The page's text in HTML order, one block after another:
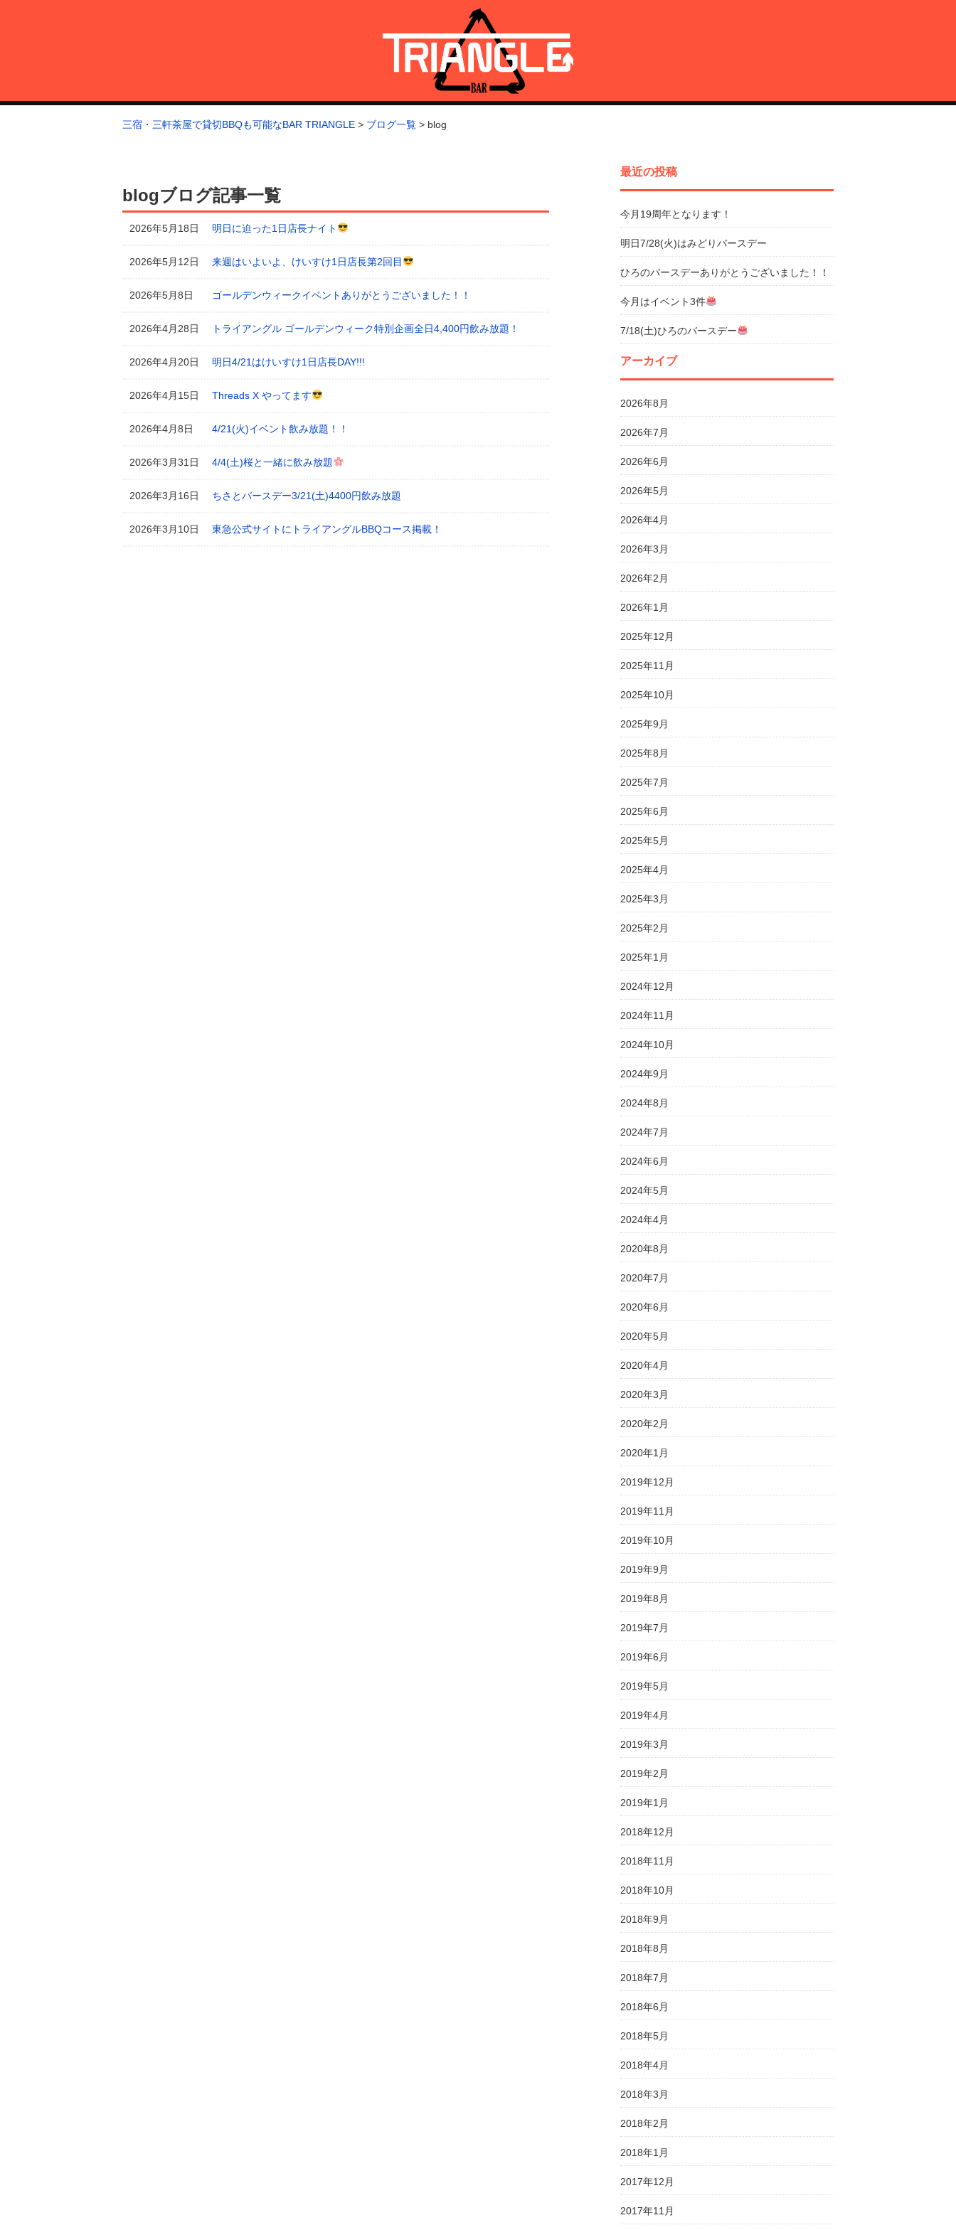
三宿・三軒茶屋で貸切BBQも可能なBAR TRIANGLE
三宿・三軒茶屋A5ランクの貸切BBQも可能なBAR TRIANGLE(バー・トライアングル)
三宿・三軒茶屋で貸切BBQも可能なBAR TRIANGLE > ブログ一覧 > blog
blogブログ記事一覧
2026年5月18日 明日に迫った1日店長ナイト
2026年5月12日 来週はいよいよ、けいすけ1日店長第2回目
2026年5月8日 ゴールデンウィークイベントありがとうございました！！
2026年4月28日 トライアングル ゴールデンウィーク特別企画全日4,400円飲み放題！
2026年4月20日 明日4/21はけいすけ1日店長DAY!!!
2026年4月15日 Threads X やってます
2026年4月8日 4/21(火)イベント飲み放題！！
2026年3月31日 4/4(土)桜と一緒に飲み放題
2026年3月16日 ちさとバースデー3/21(土)4400円飲み放題
2026年3月10日 東急公式サイトにトライアングルBBQコース掲載！
最近の投稿
今月19周年となります！
明日7/28(火)はみどりバースデー
ひろのバースデーありがとうございました！！
今月はイベント3件
7/18(土)ひろのバースデー
アーカイブ
2026年8月
2026年7月
2026年6月
2026年5月
2026年4月
2026年3月
2026年2月
2026年1月
2025年12月
2025年11月
2025年10月
2025年9月
2025年8月
2025年7月
2025年6月
2025年5月
2025年4月
2025年3月
2025年2月
2025年1月
2024年12月
2024年11月
2024年10月
2024年9月
2024年8月
2024年7月
2024年6月
2024年5月
2024年4月
2020年8月
2020年7月
2020年6月
2020年5月
2020年4月
2020年3月
2020年2月
2020年1月
2019年12月
2019年11月
2019年10月
2019年9月
2019年8月
2019年7月
2019年6月
2019年5月
2019年4月
2019年3月
2019年2月
2019年1月
2018年12月
2018年11月
2018年10月
2018年9月
2018年8月
2018年7月
2018年6月
2018年5月
2018年4月
2018年3月
2018年2月
2018年1月
2017年12月
2017年11月